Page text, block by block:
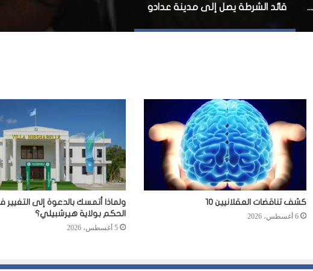
القبض على متهم بقتل مدني في جوهر قائد الشرطة يصل إلى مدينة عدادو
كشف تناقضات العقلانيين 10
6 أغسطس، 2026
ولماذا أتمسك بالدعوة إلى
الحكم بولاية هيرشبيلي؟
5 أغسطس، 2026